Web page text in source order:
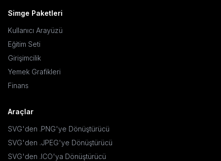
Simge Paketleri
Kullanıcı Arayüzü
Eğitim Seti
Girişimcilik
Yemek Grafikleri
Finans
Araçlar
SVG'den .PNG'ye Dönüştürücü
SVG'den .JPEG'ye Dönüştürücü
SVG'den .ICO'ya Dönüştürücü